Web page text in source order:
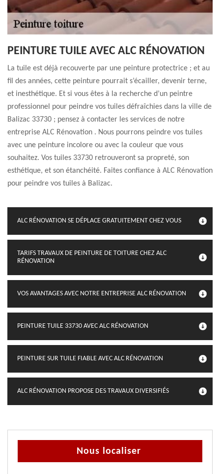
PEINTURE TUILE AVEC ALC RÉNOVATION
La tuile est déjà recouverte par une peinture protectrice ; et au
fil des années, cette peinture pourrait s’écailler, devenir terne,
et inesthétique. Et si vous êtes à la recherche d’un peintre
professionnel pour peindre vos tuiles défraîchies dans la ville de
Balizac 33730 ; pensez à contacter les services de notre
entreprise ALC Rénovation . Nous pourrons peindre vos tuiles
avec une peinture incolore ou avec la couleur que vous
souhaitez. Vos tuiles 33730 retrouveront sa propreté, son
esthétique, et son étanchéité. Faites confiance à ALC Rénovation
pour peindre vos tuiles à Balizac.
ALC RÉNOVATION SE DÉPLACE GRATUITEMENT CHEZ VOUS
TARIFS TRAVAUX DE PEINTURE DE TOITURE CHEZ ALC
RÉNOVATION
VOS AVANTAGES AVEC NOTRE ENTREPRISE ALC RÉNOVATION
PEINTURE TUILE 33730 AVEC ALC RÉNOVATION
PEINTURE SUR TUILE FIABLE AVEC ALC RÉNOVATION
ALC RÉNOVATION PROPOSE DES TRAVAUX DIVERSIFIÉS
Nous localiser